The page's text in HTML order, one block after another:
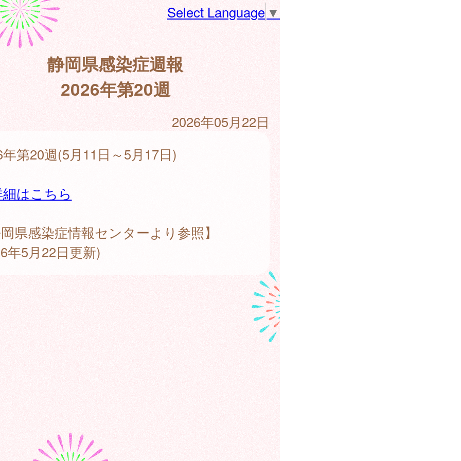
Select Language ▼
静岡県感染症週報
2026年第20週
2026年05月22日
第20週(5月11日～5月17日)
はこちら
県感染症情報センターより参照】
年5月22日更新)